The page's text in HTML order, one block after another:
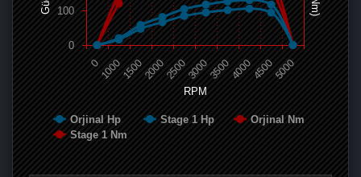
RPM
Orjinal Hp Stage 1 Hp
Orjinal Nm
Stage 1 Nm
0 100015002000250030003500400045005000
0
100